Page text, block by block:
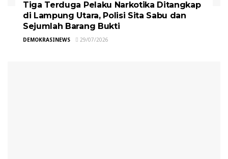
Tiga Terduga Pelaku Narkotika Ditangkap
di Lampung Utara, Polisi Sita Sabu dan
Sejumlah Barang Bukti
DEMOKRASINEWS 29/07/2026